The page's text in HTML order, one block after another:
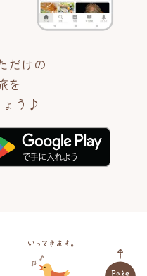
だけの
を
ょう♪